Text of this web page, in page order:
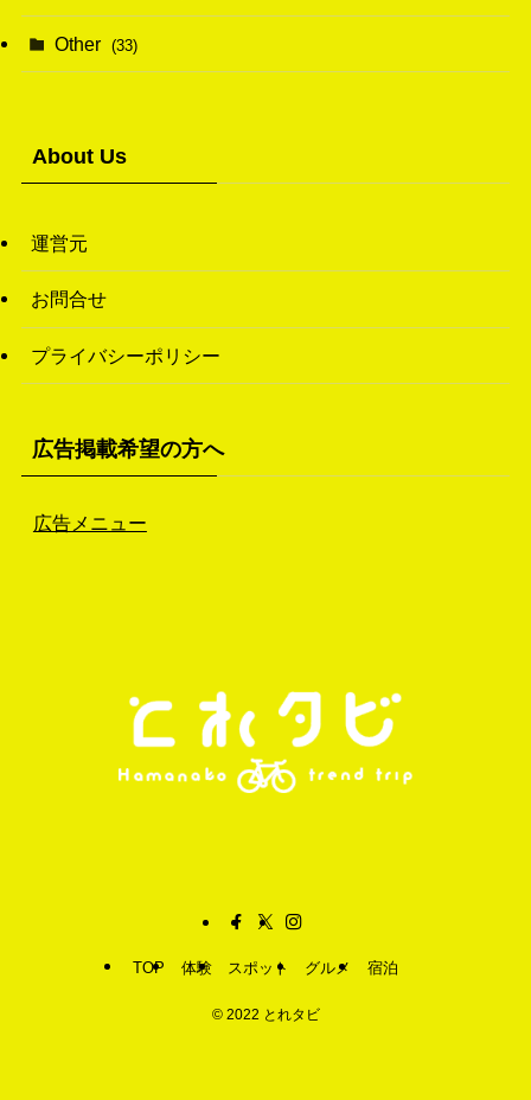
(38)
(26)
(46)
(43)
(49)
Other (33)
About Us
運営元
お問合せ
プライバシーポリシー
広告掲載希望の方へ
広告メニュー
TOP 体験 スポット グルメ 宿泊
©2022 とれタビ